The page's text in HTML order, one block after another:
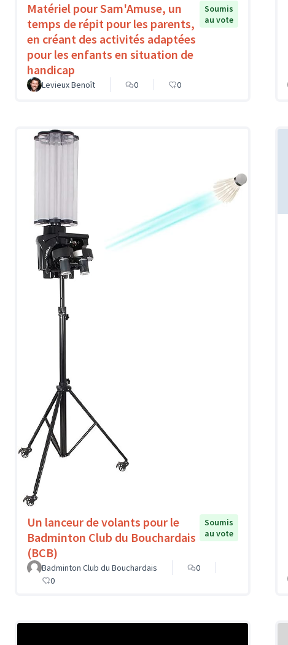
Matériel pour Sam'Amuse, un
temps de répit pour les parents,
en créant des activités adaptées
pour les enfants en situation de
handicap
Soumis
au vote
Levieux Benoît 0 0
Un lanceur de volants pour le
Badminton Club du Bouchardais
(BCB)
Soumis
au vote
Badminton Club du Bouchardais
0
0